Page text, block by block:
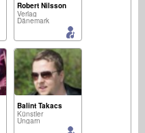
Robert Nilsson
Verlag
Dänemark
Balint Takacs
Künstler
Ungarn